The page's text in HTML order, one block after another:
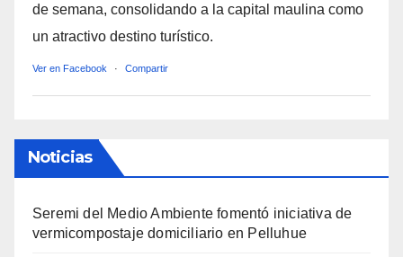
de semana, consolidando a la capital maulina como
un atractivo destino turístico.
Ver en Facebook · Compartir
Noticias
Seremi del Medio Ambiente fomentó iniciativa de
vermicompostaje domiciliario en Pelluhue